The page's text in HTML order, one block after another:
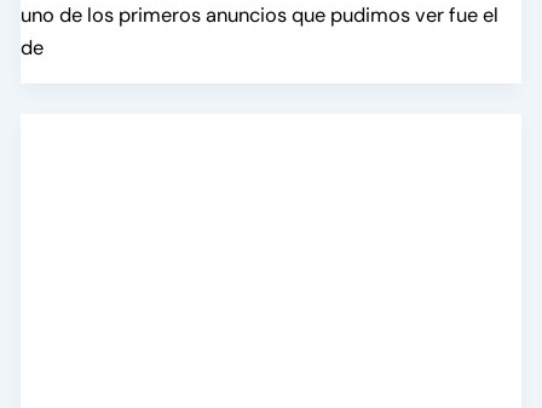
uno de los primeros anuncios que pudimos ver fue el
de